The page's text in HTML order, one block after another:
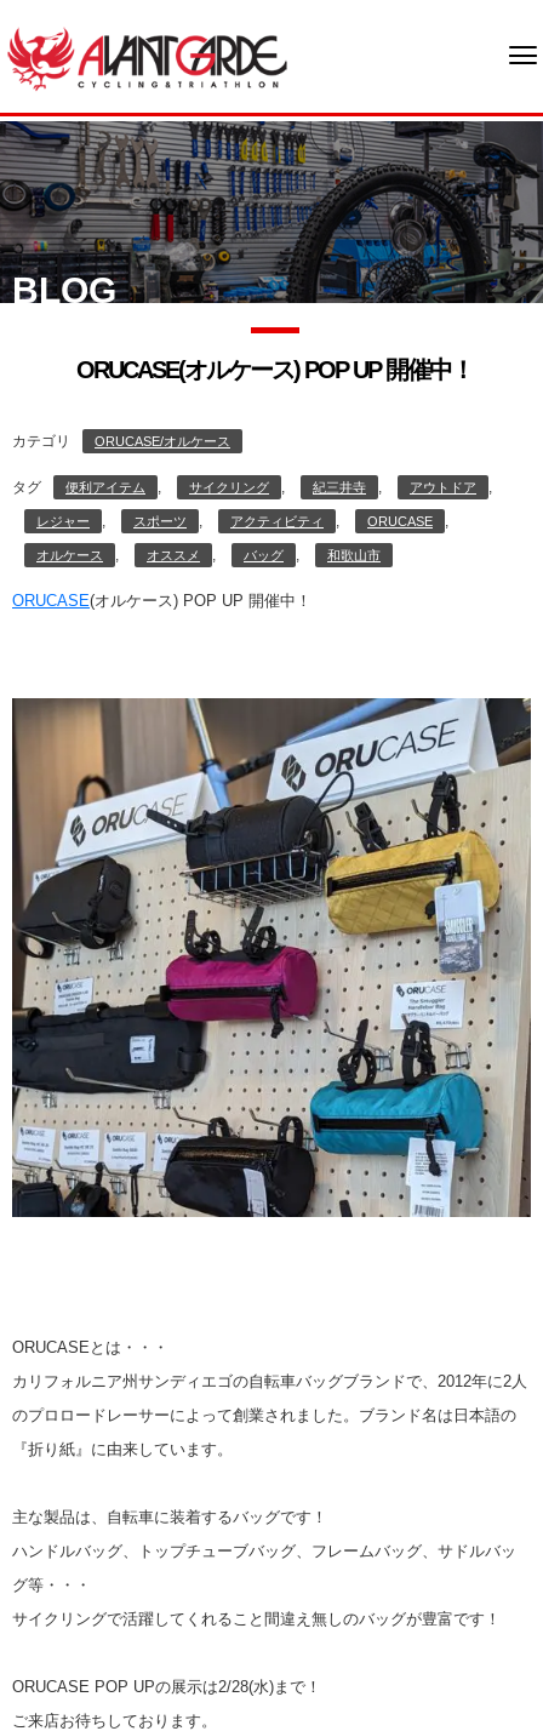
BLOG
ORUCASE(オルケース) POP UP 開催中！
カテゴリ ORUCASE/オルケース
タグ 便利アイテム , サイクリング , 紀三井寺 , アウトドア ,
レジャー , スポーツ , アクティビティ , ORUCASE ,
オルケース , オススメ , バッグ , 和歌山市
ORUCASE(オルケース) POP UP 開催中！
ORUCASEとは・・・
カリフォルニア州サンディエゴの自転車バッグブランドで、2012年に2人
のプロロードレーサーによって創業されました。ブランド名は日本語の
『折り紙』に由来しています。
主な製品は、自転車に装着するバッグです！
ハンドルバッグ、トップチューブバッグ、フレームバッグ、サドルバッ
グ等・・・
サイクリングで活躍してくれること間違え無しのバッグが豊富です！
ORUCASE POP UPの展示は2/28(水)まで！
ご来店お待ちしております。